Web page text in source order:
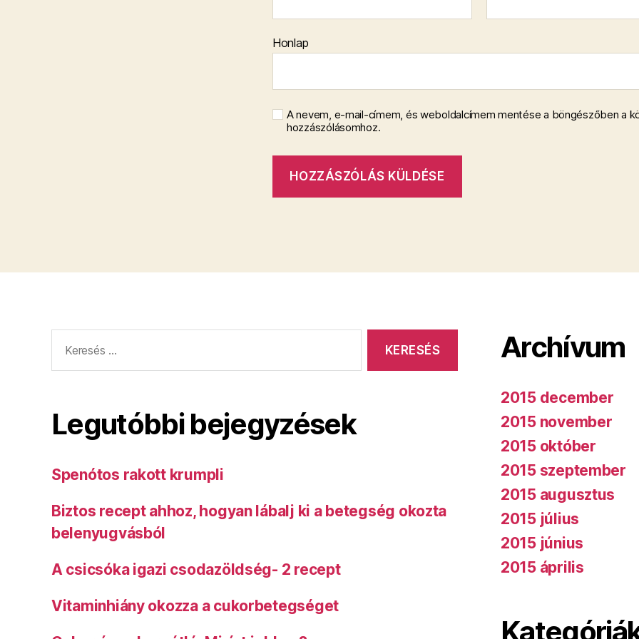
Honlap
A nevem, e-mail-címem, és weboldalcímem mentése a böngészőben a
hozzászólásomhoz.
Legutóbbi bejegyzések
Spenótos rakott krumpli
Biztos recept ahhoz, hogyan lábalj ki a betegség okozta
belenyugvásból
A csicsóka igazi csodazöldség- 2 recept
Vitaminhiány okozza a cukorbetegséget
Archívum
2015 december
2015 november
2015 október
2015 szeptember
2015 augusztus
2015 július
2015 június
2015 április